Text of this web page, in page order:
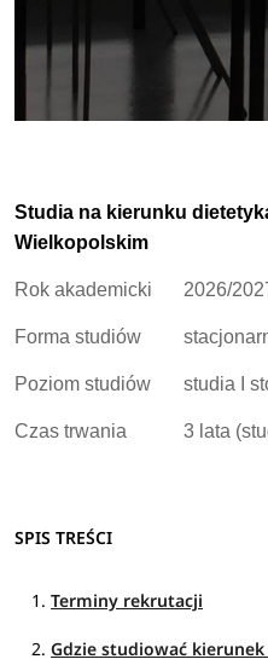
Studia na kierunku
Wielkopolskim
Rok akademicki 2026/
Forma studiów
Poziom studiów studia I
Czas trwania 3 lata
SPIS TREŚCI
Terminy rekrutacji
Gdzie studiować